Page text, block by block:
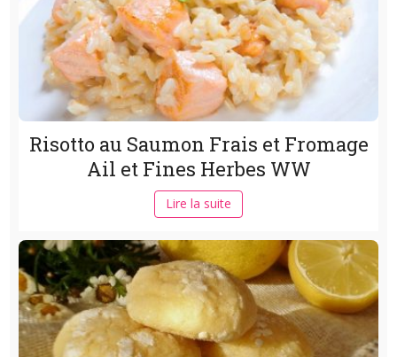
Risotto au Saumon Frais et Fromage
Ail et Fines Herbes WW
Lire la suite